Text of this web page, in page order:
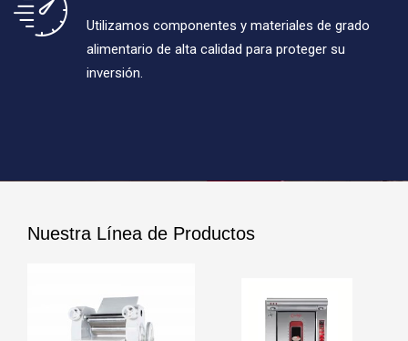
Utilizamos componentes y materiales de grado
alimentario de alta calidad para proteger su
inversión.
Nuestra Línea de Productos